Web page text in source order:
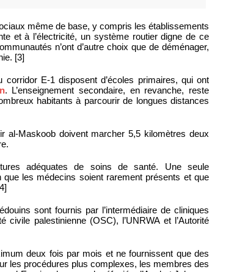
même de base, y compris les établissements
et à l’électricité, un système routier digne de ce
n’ont d’autre choix que de déménager,
[3]
E-1 disposent d’écoles primaires, qui ont
. L’enseignement secondaire, en revanche, reste
habitants à parcourir de longues distances
al-Maskoob doivent marcher 5,5 kilomètres deux
adéquates de soins de santé. Une seule
que les médecins soient rarement présents et que
sont fournis par l’intermédiaire de cliniques
palestinienne (OSC), l’UNRWA et l’Autorité
deux fois par mois et ne fournissent que des
les procédures plus complexes, les membres des